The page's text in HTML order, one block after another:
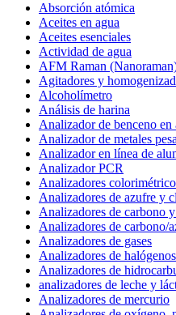
Absorción atómica
Aceites en agua
Aceites esenciales
Actividad de agua
AFM Raman
Agitadores y
Alcoholímetro
Análisis de harina
Analizador de benceno en
Analizador de metales
Analizador en línea de
Analizador PCR
Analizadores
Analizadores de azufre y
Analizadores de carbono
Analizadores de carbono/
Analizadores de gases
Analizadores de
Analizadores de
analizadores de leche y
Analizadores de mercurio